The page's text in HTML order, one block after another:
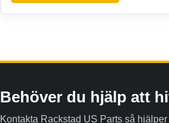
Behöver du hjälp att
Kontakta Rackstad US Parts så